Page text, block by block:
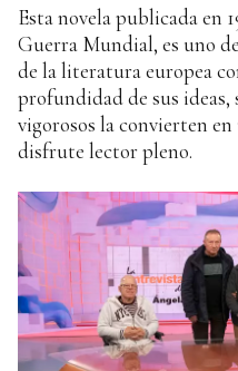
Esta novela publicada en
Guerra Mundial, es uno
de la literatura europea
profundidad de sus ideas,
vigorosos la convierten
disfrute lector pleno.